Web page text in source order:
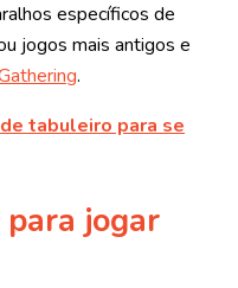
específicos de
jogos mais antigos e
.
tabuleiro para se
para jogar